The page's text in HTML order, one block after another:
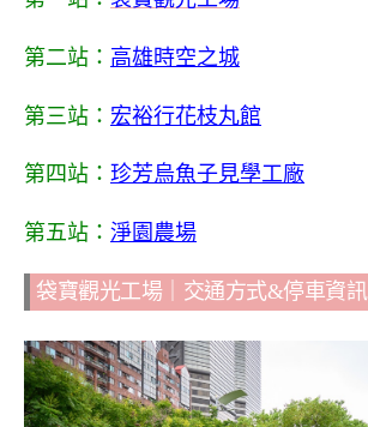
第二站： 高雄時空之城
第三站： 宏裕行花枝丸館
第四站： 珍芳烏魚子見學工廠
第五站： 淨園農場
袋寶觀光工場｜交通方式&停車資訊